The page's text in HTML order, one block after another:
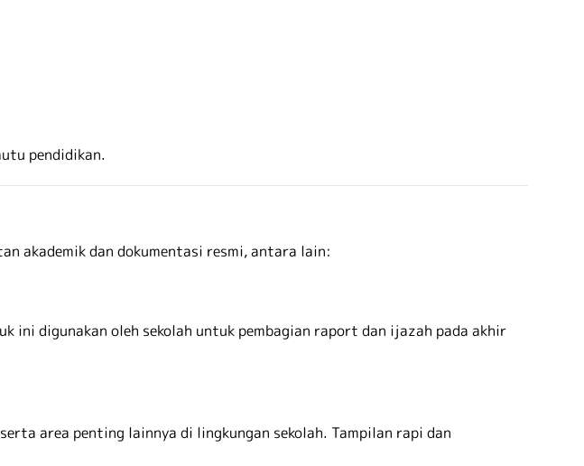
pendidikan.
akademik dan dokumentasi resmi, antara lain:
ini digunakan oleh sekolah untuk pembagian raport dan ijazah pada akhir
area penting lainnya di lingkungan sekolah. Tampilan rapi dan